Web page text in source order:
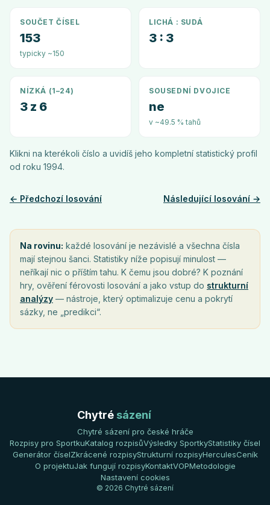
SOUČET ČÍSEL
153
typicky ~150
LICHÁ : SUDÁ
3 : 3
NÍZKÁ (1–24)
3 z 6
SOUSEDNÍ DVOJICE
ne
v ~49.5 % tahů
Klikni na kterékoli číslo a uvidíš jeho kompletní statistický profil
od roku 1994.
← Předchozí losování Následující losování →
Na rovinu: každé losování je nezávislé a všechna čísla
mají stejnou šanci. Statistiky níže popisují minulost —
neříkají nic o příštím tahu. K čemu jsou dobré? K poznání
hry, ověření férovosti losování a jako vstup do strukturní
analýzy — nástroje, který optimalizuje cenu a pokrytí
sázky, ne „predikci“.
Chytré sázení
Chytré sázení pro české hráče
Rozpisy pro SportkuKatalog rozpisůVýsledky SportkyStatistiky čísel
Generátor číselZkrácené rozpisyStrukturní rozpisyHerculesCeník
O projektuJak fungují rozpisyKontaktVOPMetodologie
Nastavení cookies
© 2026 Chytré sázení